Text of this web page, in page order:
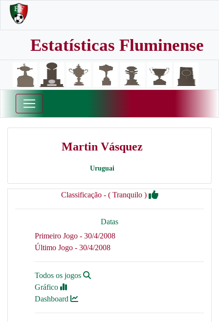
Estatísticas Fluminense
Martin Vásquez
Uruguai
Classificação - ( Tranquilo )
Datas
Primeiro Jogo - 30/4/2008
Último Jogo - 30/4/2008
Todos os jogos
Gráfico
Dashboard